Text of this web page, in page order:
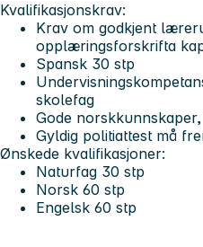
Kvalifikasjonskrav:
Krav om godkjent
Spansk 30 stp
skolefag
Gode
Gyldig politiattest må
Ønskede kvalifikasjoner:
Naturfag 30 stp
Norsk 60 stp